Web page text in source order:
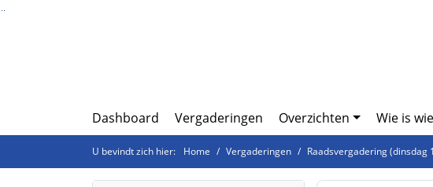
Dashboard Vergaderingen Overzichten Wie is wie
U bevindt zich hier: Home Vergaderingen Raadsvergadering (dinsdag